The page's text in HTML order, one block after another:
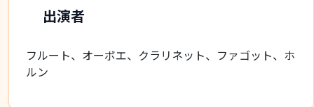
出演者
フルート、オーボエ、クラリネット、ファゴット、ホ
ルン